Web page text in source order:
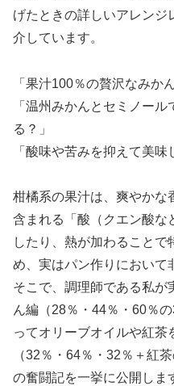
げたときの詳しいアレンジ
介しています。
「果汁100％の贅沢なみか
「温州みかんとセミノー
る？」
「酸味や苦みを抑えて美味
柑橘系の果汁は、爽やかな
含まれる「酸（クエン酸な
したり、熱が加わることで
め、実はパン作りにおいて
そこで、調理師である私が
ん編（28％・44％・60％
ってオリーブオイルや紅
（32％・64％・32％＋紅
の奮闘記を一挙に公開しま